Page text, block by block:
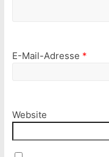
E-Mail-Adresse *
Website